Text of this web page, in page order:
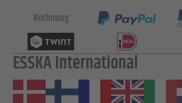
Rechnung
ESSKA International